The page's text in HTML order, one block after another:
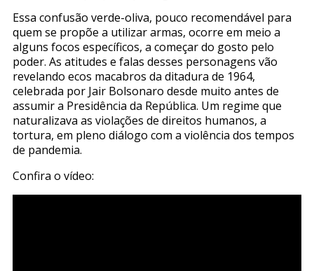
Essa confusão verde-oliva, pouco recomendável para
quem se propõe a utilizar armas, ocorre em meio a
alguns focos específicos, a começar do gosto pelo
poder. As atitudes e falas desses personagens vão
revelando ecos macabros da ditadura de 1964,
celebrada por Jair Bolsonaro desde muito antes de
assumir a Presidência da República. Um regime que
naturalizava as violações de direitos humanos, a
tortura, em pleno diálogo com a violência dos tempos
de pandemia.
Confira o vídeo: